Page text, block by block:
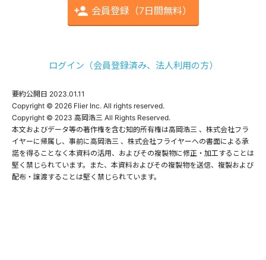
会員登録（7日間無料）
ログイン（会員登録済み、法人利用の方）
要約公開日 2023.01.11
Copyright © 2026 Flier Inc. All rights reserved.
Copyright © 2023 高岡浩三 All Rights Reserved.
本文およびデータ等の著作権を含む知的所有権は高岡浩三 、株式会社フラ
イヤーに帰属し、事前に高岡浩三 、株式会社フライヤーへの書面による承
諾を得ることなく本資料の活用、およびその複製物に修正・加工することは
堅く禁じられています。また、本資料およびその複製物を送信、複製および
配布・譲渡することは堅く禁じられています。